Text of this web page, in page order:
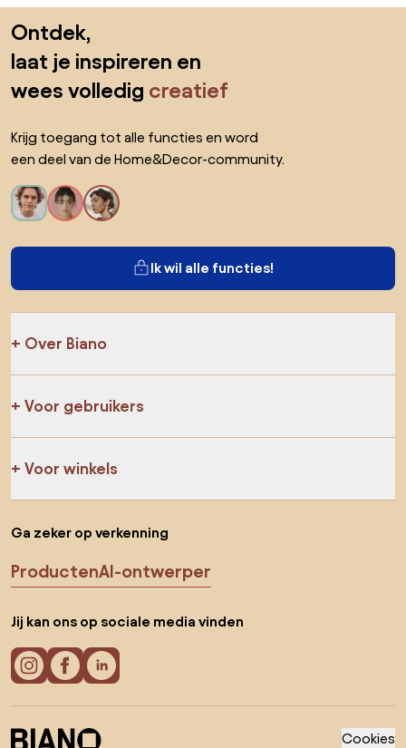
Ontdek,
laat je inspireren en
wees volledig creatief
Krijg toegang tot alle functies en word
een deel van de Home&Decor-community.
Ik wil alle functies!
Over Biano
Voor gebruikers
Voor winkels
Ga zeker op verkenning
ProductenAI-ontwerper
Jij kan ons op sociale media vinden
Cookies